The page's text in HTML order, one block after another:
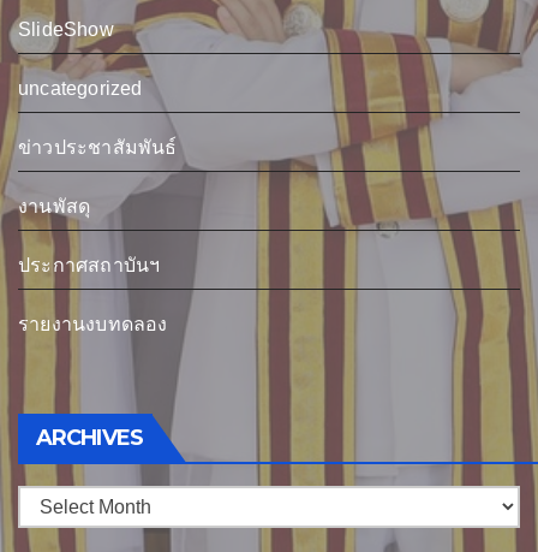
SlideShow
uncategorized
ข่าวประชาสัมพันธ์
งานพัสดุ
ประกาศสถาบันฯ
รายงานงบทดลอง
ARCHIVES